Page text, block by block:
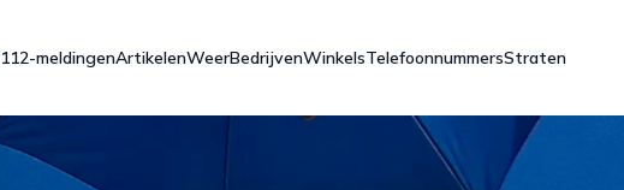
112-meldingenArtikelenWeerBedrijvenWinkelsTelefoonnummersStraten